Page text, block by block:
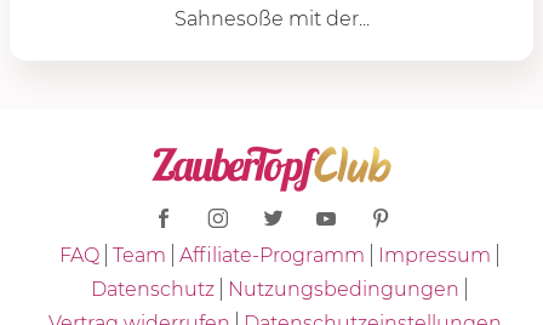
Sahnesoße mit der...
FAQ Team Affiliate-Programm
Impressum
Datenschutz
Nutzungsbedingungen